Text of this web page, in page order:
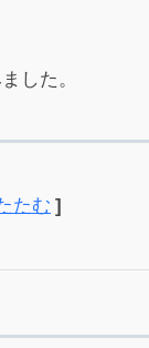
した。
たむ ]